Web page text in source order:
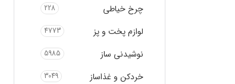
چرخ خیاطی 228
لوازم پخت و پز 4773
نوشیدنی ساز 5985
خردکن و غذاساز 3049